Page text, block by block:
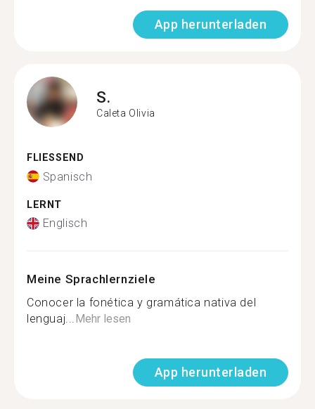
App herunterladen
S.
Caleta Olivia
FLIESSEND
Spanisch
LERNT
Englisch
Meine Sprachlernziele
Conocer la fonética y gramática nativa del
lenguaj...Mehr lesen
App herunterladen